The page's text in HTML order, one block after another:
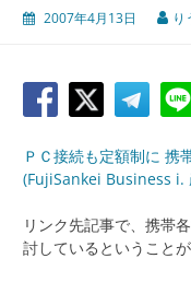
2007年4月13日 り
ＰＣ接続も定額制に 携
(FujiSankei Business i.
リンク先記事で、携帯
討しているということが